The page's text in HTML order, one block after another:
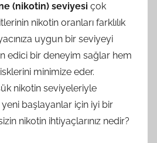
(nikotin) seviyesi çok
nikotin oranları farklılık
uygun bir seviyeyi
edici bir deneyim sağlar hem
minimize eder.
nikotin seviyeleriyle
başlayanlar için iyi bir
nikotin ihtiyaçlarınız nedir?